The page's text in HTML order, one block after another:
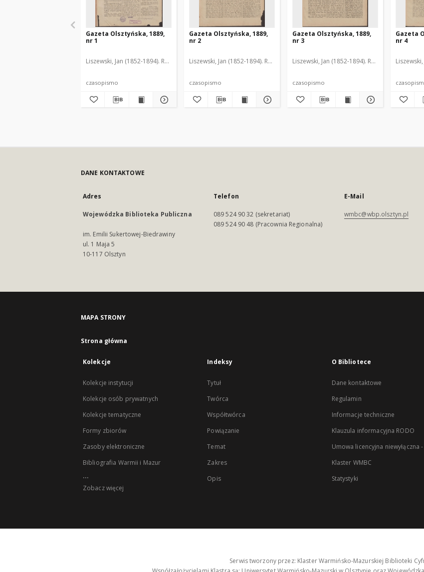
Gazeta Olsztyńska, 1889,
nr 1
Liszewski, Jan (1852-1894). Red.
czasopismo
Gazeta Olsztyńska, 1889,
nr 2
Liszewski, Jan (1852-1894). Red.
czasopismo
Gazeta Olsztyńska, 1889,
nr 3
Liszewski, Jan (1852-1894). Red.
czasopismo
Gazeta
nr 4
Liszewski,
DANE KONTAKTOWE
Adres
Wojewódzka Biblioteka Publiczna
im. Emilii Sukertowej-Biedrawiny
ul. 1 Maja 5
10-117 Olsztyn
Telefon
089 524 90 32 (sekretariat)
089 524 90 48 (Pracownia Regionalna)
E-Mail
wmbc@wbp.olsztyn.pl
MAPA STRONY
Strona główna
Kolekcje
Kolekcje instytucji
Kolekcje osób prywatnych
Kolekcje tematyczne
Formy zbiorów
Zasoby elektroniczne
Bibliografia Warmii i Mazur
...
Zobacz więcej
Indeksy
Tytuł
Twórca
Współtwórca
Powiązanie
Temat
Zakres
Opis
O Bibliotece
Dane kontaktowe
Regulamin
Informacje techniczne
Klauzula informacyjna RODO
Umowa licencyjna niewyłączna
Klaster WMBC
Statystyki
Serwis tworzony przez: Klaster Warmińsko-Mazurskiej Biblioteki